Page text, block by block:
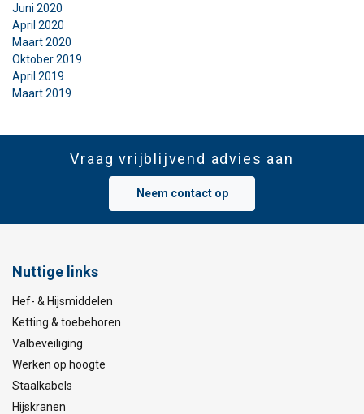
Juni 2020
April 2020
Maart 2020
Oktober 2019
April 2019
Maart 2019
Vraag vrijblijvend advies aan
Neem contact op
Nuttige links
Hef- & Hijsmiddelen
Ketting & toebehoren
Valbeveiliging
Werken op hoogte
Staalkabels
Hijskranen